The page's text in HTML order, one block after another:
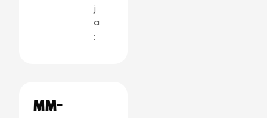
j
a
:
MM-